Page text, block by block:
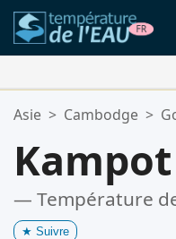
Vos Lieux Favoris:
Asie > Cambodge >
— Température
★ Suivre